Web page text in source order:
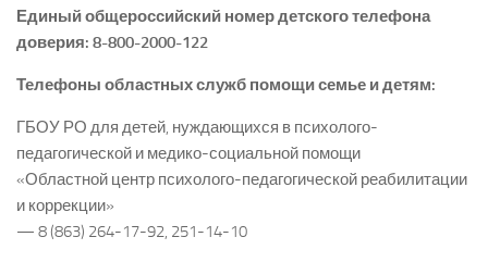
Единый общероссийский номер детского телефона
доверия: 8-800-2000-122
Телефоны областных служб помощи семье и детям:
ГБОУ РО для детей, нуждающихся в психолого-
педагогической и медико-социальной помощи
«Областной центр психолого-педагогической реабилитации
и коррекции»
— 8 (863) 264-17-92, 251-14-10